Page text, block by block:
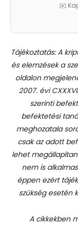
✉️
Tájékoztatás: A
és elemzések a
oldalon
2007. évi
szerinti
befektetési
meghozatala
csak az adott
lehet
nem is
éppen ezért
szükség esetén
A cikkekben